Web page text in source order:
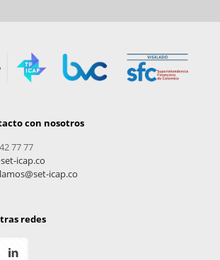
con nosotros
77 77
icap.co
icap.co
redes